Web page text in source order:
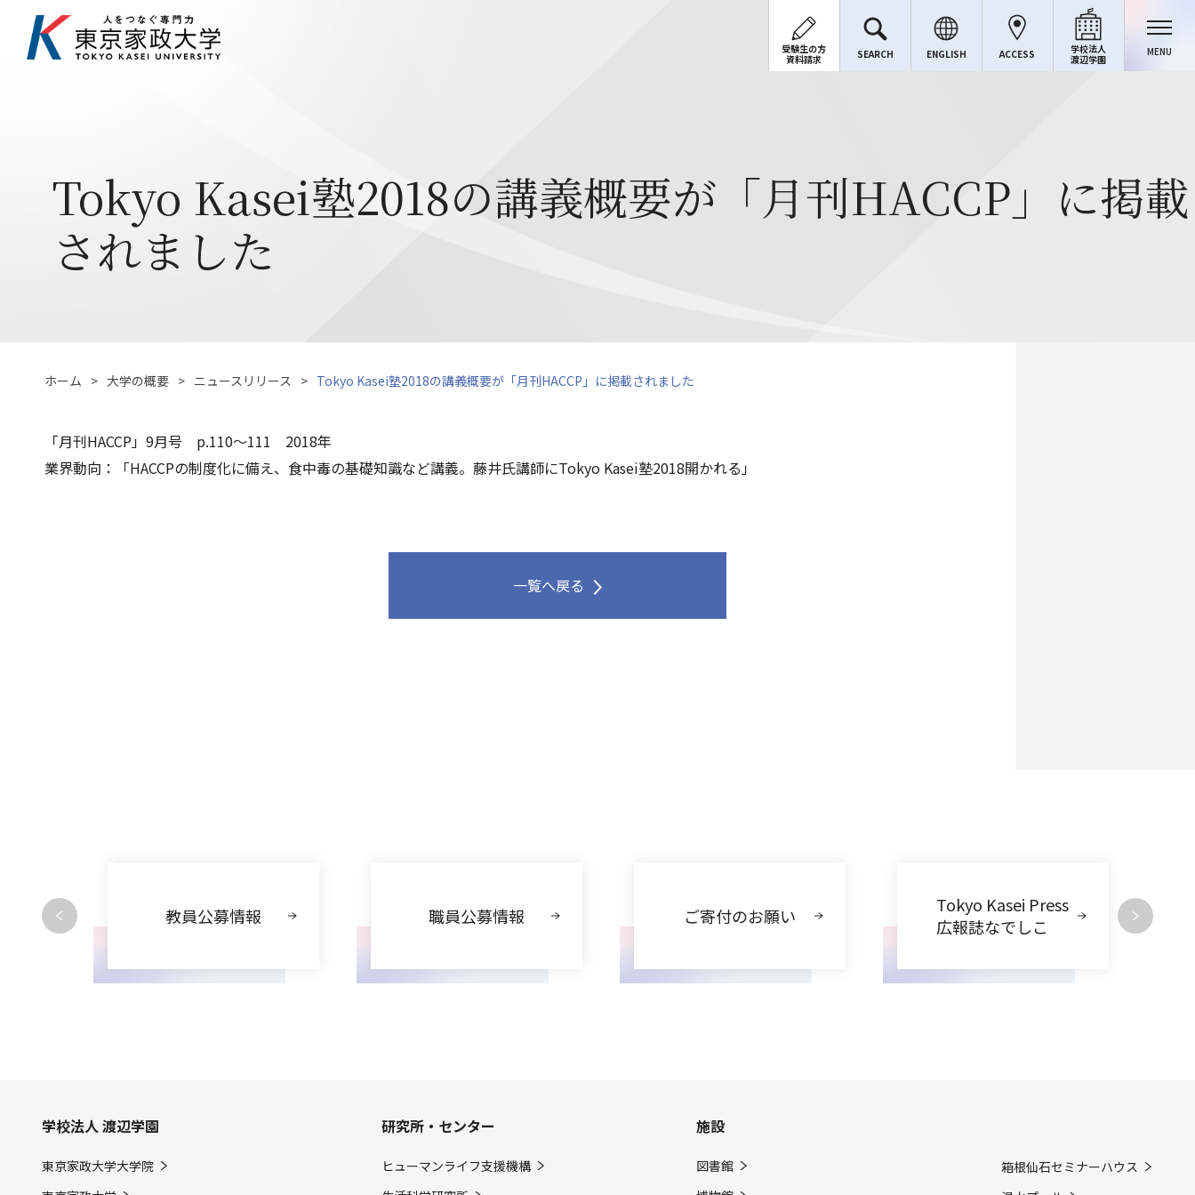
受験生の方
資料請求
SEARCH ENGLISH ACCESS
学校法人
渡辺学園
MENU
Tokyo Kasei塾2018の講義概要が「月刊HACCP」に掲載
されました
ホーム 大学の概要 ニュースリリース Tokyo Kasei塾2018の講義概要が「月刊HACCP」に掲載されました
「月刊HACCP」9月号 p.110～111 2018年
業界動向：「HACCPの制度化に備え、食中毒の基礎知識など講義。藤井氏講師にTokyo Kasei塾2018開かれる」
一覧へ戻る
教員公募情報 職員公募情報 ご寄付のお願い
Tokyo Kasei Press
広報誌なでしこ
学校法人 渡辺学園
東京家政大学大学院
研究所・センター
ヒューマンライフ支援機構
施設
図書館
箱根仙石セミナーハウス